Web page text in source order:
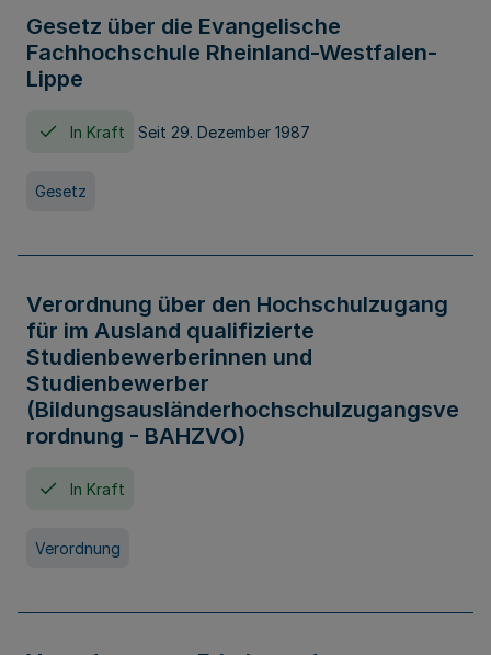
Gesetz über die Evangelische
Fachhochschule Rheinland-Westfalen-
Lippe
In Kraft Seit 29. Dezember 1987
Gesetz
Verordnung über den Hochschulzugang
für im Ausland qualifizierte
Studienbewerberinnen und
Studienbewerber
(Bildungsausländerhochschulzugangsve
rordnung - BAHZVO)
In Kraft
Verordnung